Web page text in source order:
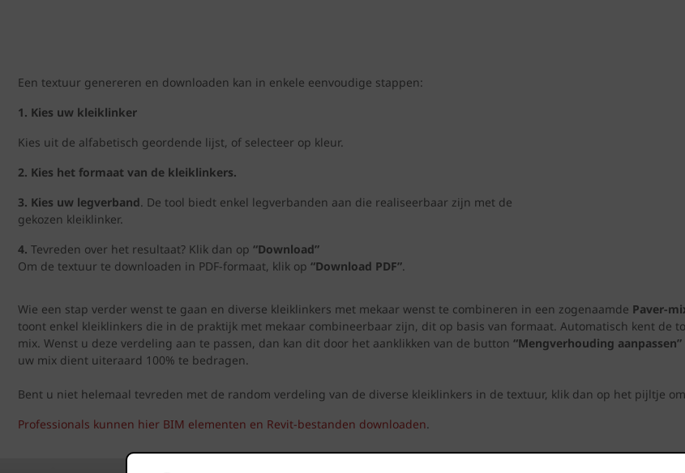
Een textuur genereren en downloaden kan in enkele eenvoudige stappen:
1. Kies uw kleiklinker
Kies uit de alfabetisch geordende lijst, of selecteer op kleur.
2. Kies het formaat van de kleiklinkers.
3. Kies uw legverband. De tool biedt enkel legverbanden aan die realiseerbaar zijn met de
gekozen kleiklinker.
4. Tevreden over het resultaat? Klik dan op “Download”
Om de textuur te downloaden in PDF-formaat, klik op “Download PDF”.
Wie een stap verder wenst te gaan en diverse kleiklinkers met mekaar wenst te combineren in een zogenaamde Paver-
toont enkel kleiklinkers die in de praktijk met mekaar combineerbaar zijn, dit op basis van formaat. Automatisch kent de
mix. Wenst u deze verdeling aan te passen, dan kan dit door het aanklikken van de button “Mengverhouding aanpassen”
uw mix dient uiteraard 100% te bedragen.
Bent u niet helemaal tevreden met de random verdeling van de diverse kleiklinkers in de textuur, klik dan op het pijltje
Professionals kunnen hier BIM elementen en Revit-bestanden downloaden.